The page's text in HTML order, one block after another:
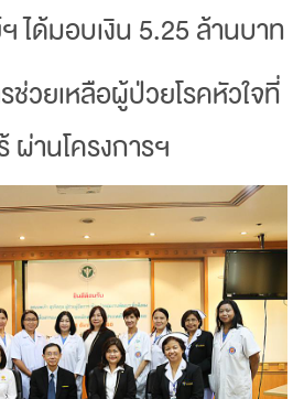
ได้มอบเงิน 5.25 ล้านบาท
วยเหลือผู้ป่วยโรคหัวใจที่
ผ่านโครงการฯ